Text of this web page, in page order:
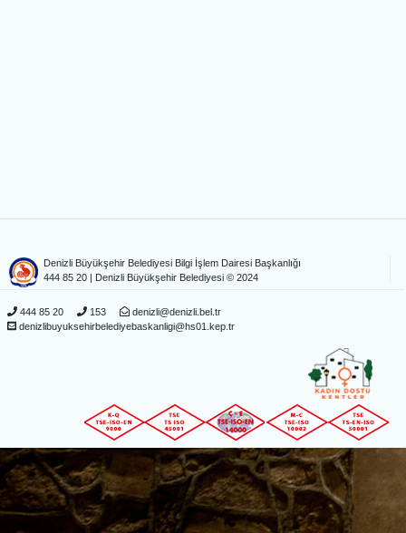
Denizli Büyükşehir Belediyesi Bilgi İşlem Dairesi Başkanlığı
444 85 20 | Denizli Büyükşehir Belediyesi © 2024
444 85 20 153
denizli@denizli.bel.tr
denizlibuyuksehirbelediyebaskanligi@hs01.kep.tr